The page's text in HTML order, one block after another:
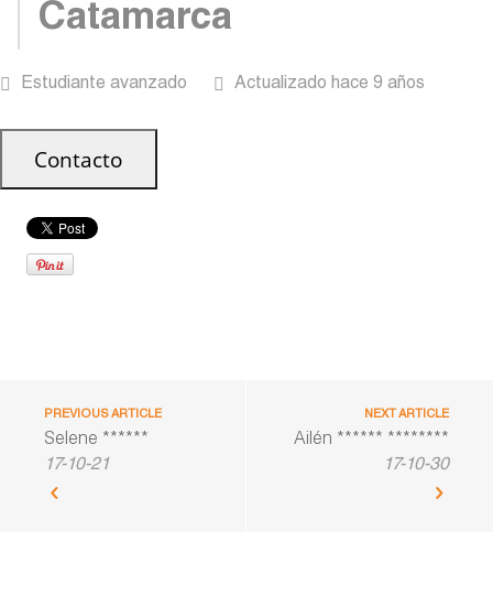
Catamarca
Estudiante avanzado Actualizado hace 9 años
PREVIOUS ARTICLE
Selene ******
17-10-21
NEXT ARTICLE
Ailén ****** ********
17-10-30